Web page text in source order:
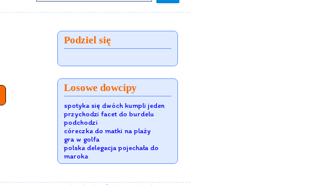
Podziel się
Losowe dowcipy
spotyka się dwóch kumpli jeden
przychodzi facet do burdelu
podchodzi
córeczka do matki na plaży
gra w golfa
polska delegacja pojechała do
maroka